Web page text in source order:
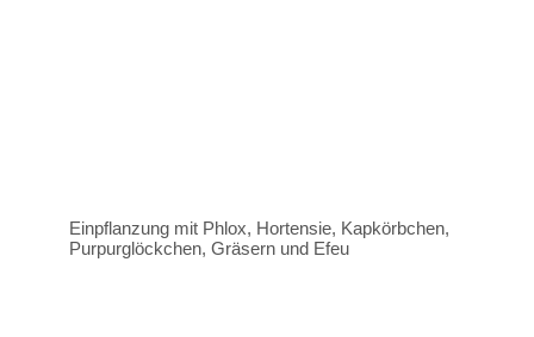
Einpflanzung mit Phlox, Hortensie, Kapkörbchen,
Purpurglöckchen, Gräsern und Efeu